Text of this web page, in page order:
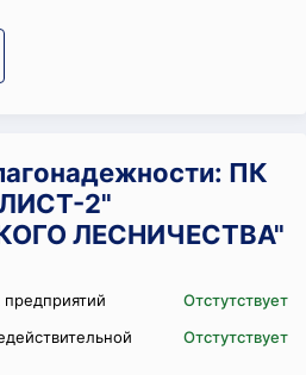
ПК
2"
ЛЕСНИЧЕСТВА"
Отстутствует
Отстутствует